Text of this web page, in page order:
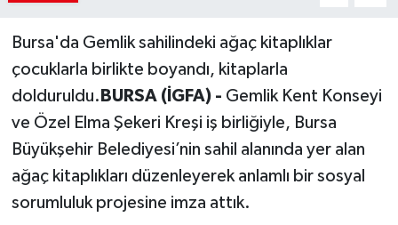
Bursa'da Gemlik sahilindeki ağaç kitaplıklar
çocuklarla birlikte boyandı, kitaplarla
dolduruldu. BURSA (İGFA) - Gemlik Kent Konseyi
ve Özel Elma Şekeri Kreşi iş birliğiyle, Bursa
Büyükşehir Belediyesi’nin sahil alanında yer alan
ağaç kitaplıkları düzenleyerek anlamlı bir sosyal
sorumluluk projesine imza attık.